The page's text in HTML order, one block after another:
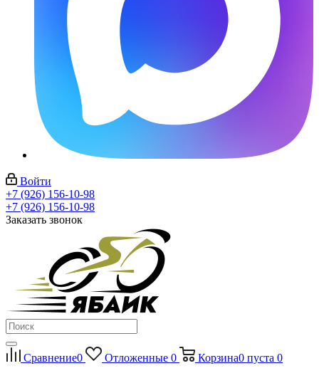
Войти
+7 (926) 156-10-98
+7 (926) 156-10-98
Заказать звонок
Сравнение0 Отложенные 0 Корзина0 пуста 0